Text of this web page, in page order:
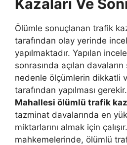
Kazaları Ve
Ölümle sonuçlanan trafik
tarafından olay yerinde
yapılmaktadır. Yapılan
sonrasında açılan
nedenle ölçümlerin dikkatli
tarafından yapılması gerekir.
Mahallesi ölümlü trafik
tazminat davalarında en
miktarlarını almak için çalışır.
mahkemelerinde, ölümlü